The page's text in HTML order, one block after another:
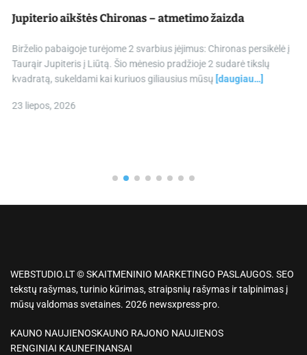
Jupiterio aikštės Chironas – atmetimo žaizda
Birželio pabaigoje turėjome 2 svarbius įėjimus: Chironas persikėlė į
Taurąir Jupiteris į Liūtą. Šio mėnesio pradžioje 2 sudarė tikslų
kvadratą, sukeldami kai kuriuos giliausius mūsų [daugiau…]
23 liepos, 2026
WEBSTUDIO.LT © SKAITMENINIO MARKETINGO PASLAUGOS. SEO
tekstų rašymas, turinio kūrimas, straipsnių rašymas ir talpinimas į
mūsų valdomas svetaines. 2026 newsxpress-pro.
KAUNO NAUJIENOSKAUNO RAJONO NAUJIENOS
RENGINIAI KAUNEFINANSAI